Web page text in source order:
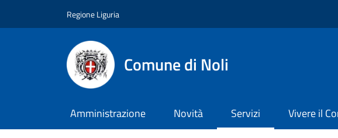
Regione Liguria
Comune di Noli
Amministrazione Novità Servizi Vivere il